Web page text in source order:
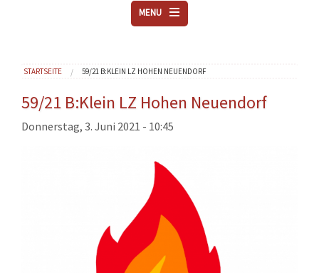
MENU
VEREINE
AKTUELLES
DOWNLOADS
TECHNIK
EINSÄTZE
Sie sind hier
STARTSEITE 59/21 B:KLEIN LZ HOHEN NEUENDORF
59/21 B:Klein LZ Hohen Neuendorf
Donnerstag, 3. Juni 2021 - 10:45